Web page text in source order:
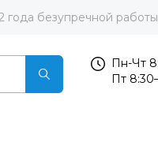
года безупречной работы
Пн-Чт
Пт